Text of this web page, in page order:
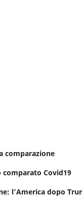
comparazione
comparato Covid19
l’America dopo